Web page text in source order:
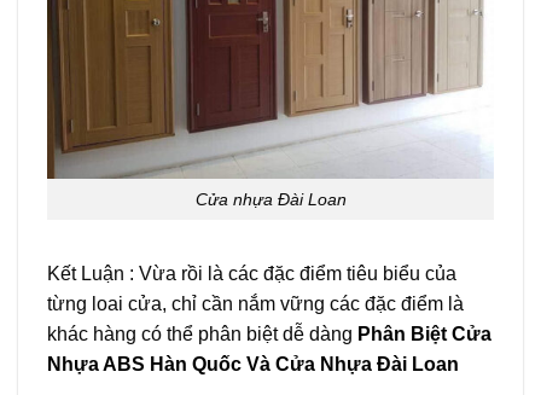
Cửa nhựa Đài Loan
Kết Luận : Vừa rồi là các đặc điểm tiêu biểu của
từng loai cửa, chỉ cần nắm vững các đặc điểm là
khác hàng có thể phân biệt dễ dàng Phân Biệt Cửa
Nhựa ABS Hàn Quốc Và Cửa Nhựa Đài Loan